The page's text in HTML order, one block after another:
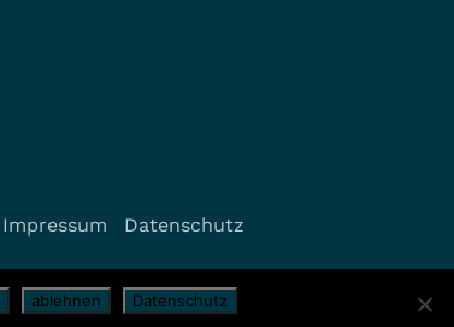
Impressum Datenschutz
ablehnen Datenschutz